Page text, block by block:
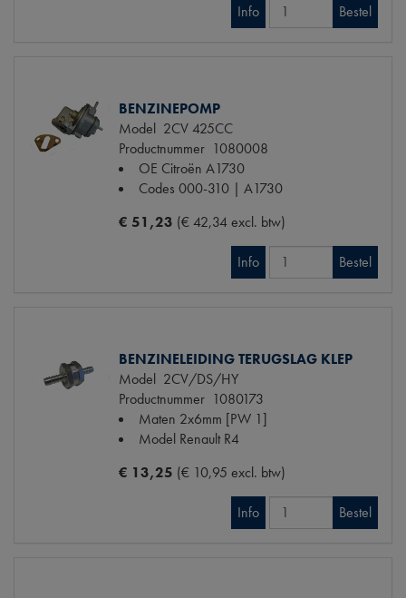
Info Bestel
BENZINEPOMP
Model 2CV 425CC
Productnummer 1080008
OE Citroën A1730
Codes 000-310 | A1730
€ 51,23 (€ 42,34 excl. btw)
Info Bestel
BENZINELEIDING TERUGSLAG KLEP
Model 2CV/DS/HY
Productnummer 1080173
Maten 2x6mm [PW 1]
Model Renault R4
€ 13,25 (€ 10,95 excl. btw)
Info Bestel